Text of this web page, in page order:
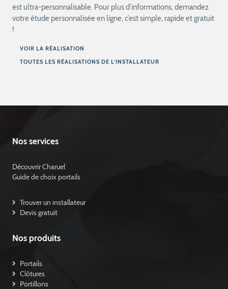
est ultra-personnalisable. Pour plus d’informations, demandez
votre étude personnalisée en ligne, c’est simple, rapide et gratuit
!
VOIR LA RÉALISATION
TOUTES LES RÉALISATIONS DE L’INSTALLATEUR
Nos services
Découvrir Charuel
Guide de choix portails
Trouver un installateur
Devis gratuit
Nos produits
Portails
Clôtures
Portillons